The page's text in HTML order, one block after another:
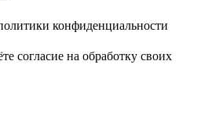
конфиденциальности
согласие на обработку своих